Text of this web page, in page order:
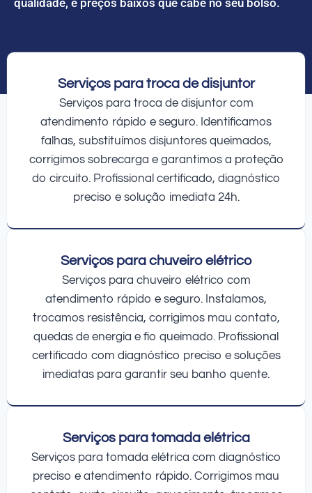
Serviços para troca de disjuntor
Serviços para troca de disjuntor com
atendimento rápido e seguro. Identificamos
falhas, substituímos disjuntores queimados,
corrigimos sobrecarga e garantimos a proteção
do circuito. Profissional certificado, diagnóstico
preciso e solução imediata 24h.
Serviços para chuveiro elétrico
Serviços para chuveiro elétrico com
atendimento rápido e seguro. Instalamos,
trocamos resistência, corrigimos mau contato,
quedas de energia e fio queimado. Profissional
certificado com diagnóstico preciso e soluções
imediatas para garantir seu banho quente.
Serviços para tomada elétrica
Serviços para tomada elétrica com diagnóstico
preciso e atendimento rápido. Corrigimos mau